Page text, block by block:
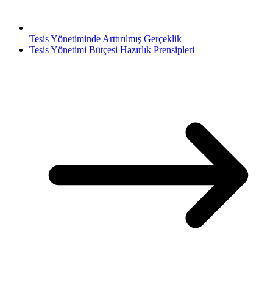
Tesis Yönetiminde Arttırılmış Gerçeklik
Tesis Yönetimi Bütçesi Hazırlık Prensipleri